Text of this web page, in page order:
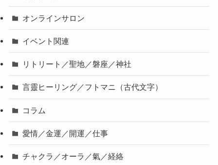
オンラインサロン
イベント関連
リトリート／聖地／磐座／神社
言靈ヒーリング／フトマニ（古代文字）
コラム
愛情／金運／開運／仕事
チャクラ／オーラ／氣／経絡